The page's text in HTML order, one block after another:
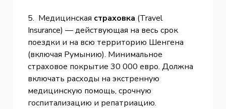
5. Медицинская страховка (Travel
Insurance) — действующая на весь срок
поездки и на всю территорию Шенгена
(включая Румынию). Минимальное
страховое покрытие 30 000 евро. Должна
включать расходы на экстренную
медицинскую помощь, срочную
госпитализацию и репатриацию.